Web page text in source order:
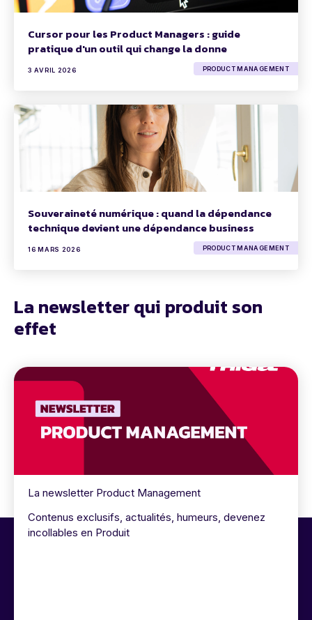
Cursor pour les Product Managers : guide
pratique d'un outil qui change la donne
3 AVRIL 2026 PRODUCT MANAGEMENT
Souveraineté numérique : quand la dépendance
technique devient une dépendance business
16 MARS 2026 PRODUCT MANAGEMENT
La newsletter qui produit son
effet
La newsletter Product Management
Contenus exclusifs, actualités, humeurs, devenez
incollables en Produit